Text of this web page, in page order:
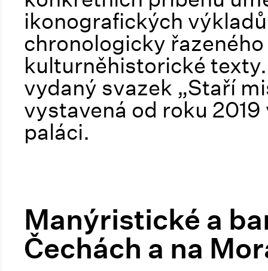
ikonografických
chronologicky
kulturněhistorické
vydaný svazek „Staří
vystavená od roku
paláci.
Manýristické a
Čechách a na